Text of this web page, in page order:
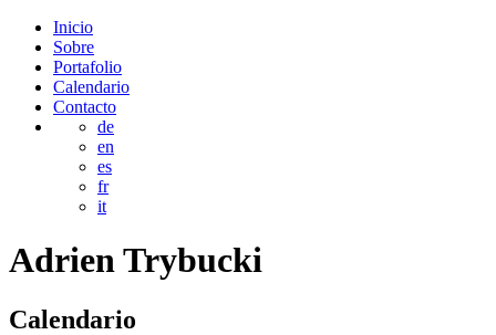
Inicio
Sobre
Portafolio
Calendario
Contacto
de
en
es
fr
it
AdrienTrybucki
Calendario